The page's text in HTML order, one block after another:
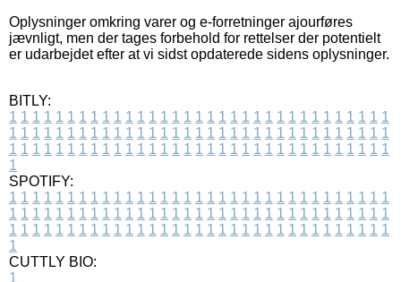
Oplysninger omkring varer og e-forretninger ajourføres
jævnligt, men der tages forbehold for rettelser der potentielt
er udarbejdet efter at vi sidst opdaterede sidens oplysninger.
BITLY:
1 1 1 1 1 1 1 1 1 1 1 1 1 1 1 1 1 1 1 1 1 1 1 1 1 1 1 1 1 1 1 1 1
1 1 1 1 1 1 1 1 1 1 1 1 1 1 1 1 1 1 1 1 1 1 1 1 1 1 1 1 1 1 1 1 1
1 1 1 1 1 1 1 1 1 1 1 1 1 1 1 1 1 1 1 1 1 1 1 1 1 1 1 1 1 1 1 1 1
1
SPOTIFY:
1 1 1 1 1 1 1 1 1 1 1 1 1 1 1 1 1 1 1 1 1 1 1 1 1 1 1 1 1 1 1 1 1
1 1 1 1 1 1 1 1 1 1 1 1 1 1 1 1 1 1 1 1 1 1 1 1 1 1 1 1 1 1 1 1 1
1 1 1 1 1 1 1 1 1 1 1 1 1 1 1 1 1 1 1 1 1 1 1 1 1 1 1 1 1 1 1 1 1
1
CUTTLY BIO:
1